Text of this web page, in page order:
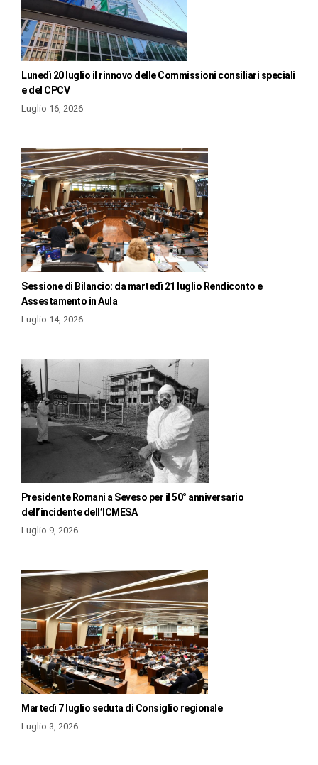
Lunedì 20 luglio il rinnovo delle Commissioni consiliari speciali
e del CPCV
Luglio 16, 2026
Sessione di Bilancio: da martedì 21 luglio Rendiconto e
Assestamento in Aula
Luglio 14, 2026
Presidente Romani a Seveso per il 50° anniversario
dell’incidente dell’ICMESA
Luglio 9, 2026
Martedì 7 luglio seduta di Consiglio regionale
Luglio 3, 2026